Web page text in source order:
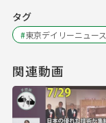
タグ
#東京デイリーニュース
関連動画